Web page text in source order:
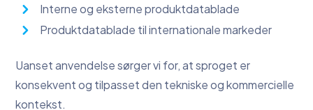
Interne og eksterne produktdatablade
Produktdatablade til internationale markeder
Uanset anvendelse sørger vi for, at sproget er
konsekvent og tilpasset den tekniske og kommercielle
kontekst.